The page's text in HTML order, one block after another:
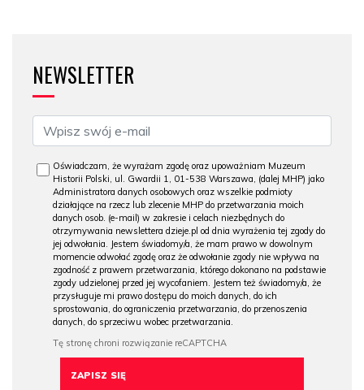
NEWSLETTER
Oświadczam, że wyrażam zgodę oraz upoważniam Muzeum
Historii Polski, ul. Gwardii 1, 01-538 Warszawa, (dalej MHP) jako
Administratora danych osobowych oraz wszelkie podmioty
działające na rzecz lub zlecenie MHP do przetwarzania moich
danych osob. (e-mail) w zakresie i celach niezbędnych do
otrzymywania newslettera dzieje.pl od dnia wyrażenia tej zgody do
jej odwołania. Jestem świadomy/a, że mam prawo w dowolnym
momencie odwołać zgodę oraz że odwołanie zgody nie wpływa na
zgodność z prawem przetwarzania, którego dokonano na podstawie
zgody udzielonej przed jej wycofaniem. Jestem też świadomy/a, że
przysługuje mi prawo dostępu do moich danych, do ich
sprostowania, do ograniczenia przetwarzania, do przenoszenia
danych, do sprzeciwu wobec przetwarzania.